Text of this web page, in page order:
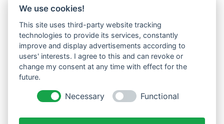
Verein
Vereinsvorstand
Vereinssatzung
Vereinsgeschichte
Downloads
Sektionen
Fußball
1. Mannschaften
E-Junioren SG FSV Creuzburg
D-Junioren SG FSV Creuzburg
We use cookies!
This site uses third-party website tracking
technologies to provide its services, constantly
improve and display advertisements according to
users' interests. I agree to this and can revoke or
change my consent at any time with effect for the
future.
Necessary Functional